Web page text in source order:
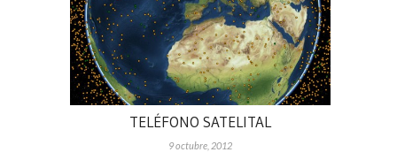
TELÉFONO SATELITAL
9 octubre, 2012